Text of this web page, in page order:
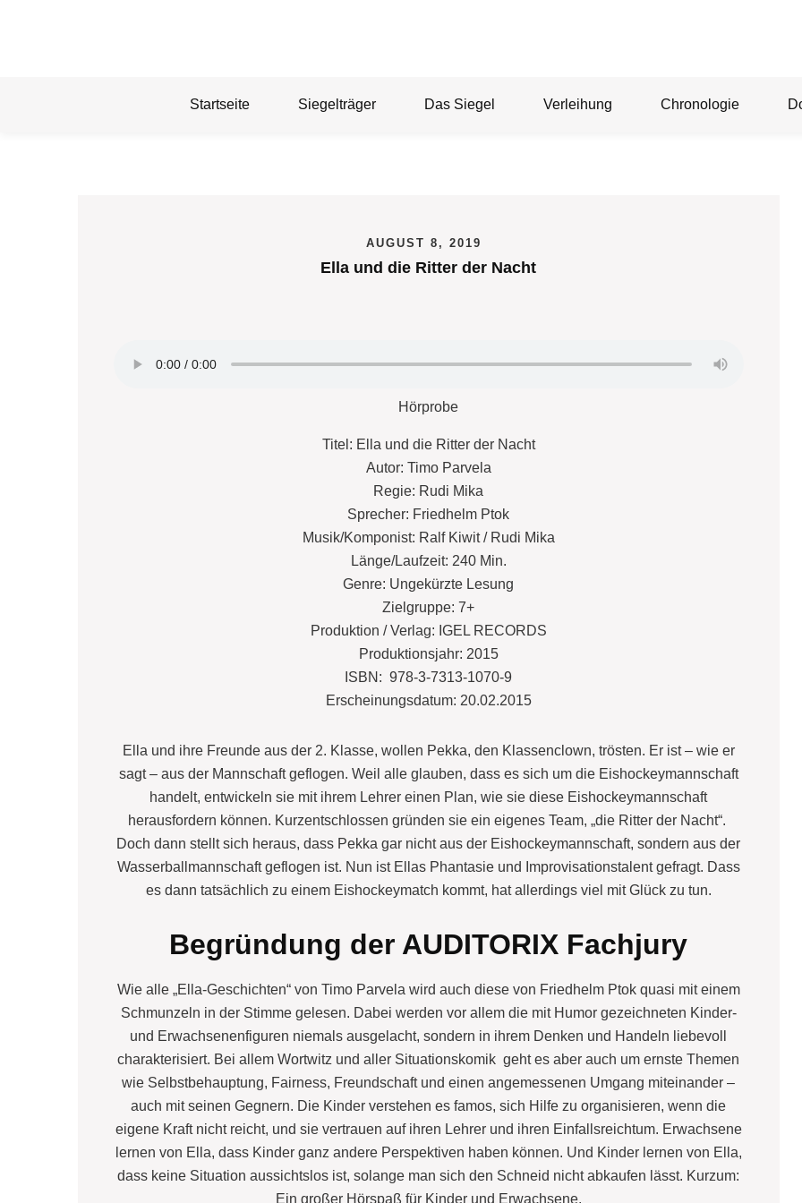
Startseite Siegelträger Das Siegel Verleihung Chronologie
AUGUST 8, 2019
Ella und die Ritter der Nacht
Hörprobe
Titel: Ella und die Ritter der Nacht
Autor: Timo Parvela
Regie: Rudi Mika
Sprecher: Friedhelm Ptok
Musik/Komponist: Ralf Kiwit / Rudi Mika
Länge/Laufzeit: 240 Min.
Genre: Ungekürzte Lesung
Zielgruppe: 7+
Produktion / Verlag: IGEL RECORDS
Produktionsjahr: 2015
ISBN: 978-3-7313-1070-9
Erscheinungsdatum: 20.02.2015
Ella und ihre Freunde aus der 2. Klasse, wollen Pekka, den Klassenclown, trösten. Er ist – wie er
sagt – aus der Mannschaft geflogen. Weil alle glauben, dass es sich um die Eishockeymannschaft
handelt, entwickeln sie mit ihrem Lehrer einen Plan, wie sie diese Eishockeymannschaft
herausfordern können. Kurzentschlossen gründen sie ein eigenes Team, „die Ritter der Nacht“.
Doch dann stellt sich heraus, dass Pekka gar nicht aus der Eishockeymannschaft, sondern aus der
Wasserballmannschaft geflogen ist. Nun ist Ellas Phantasie und Improvisationstalent gefragt. Dass
es dann tatsächlich zu einem Eishockeymatch kommt, hat allerdings viel mit Glück zu tun.
Begründung der AUDITORIX Fachjury
Wie alle „Ella-Geschichten“ von Timo Parvela wird auch diese von Friedhelm Ptok quasi mit einem
Schmunzeln in der Stimme gelesen. Dabei werden vor allem die mit Humor gezeichneten Kinder-
und Erwachsenenfiguren niemals ausgelacht, sondern in ihrem Denken und Handeln liebevoll
charakterisiert. Bei allem Wortwitz und aller Situationskomik geht es aber auch um ernste Themen
wie Selbstbehauptung, Fairness, Freundschaft und einen angemessenen Umgang miteinander –
auch mit seinen Gegnern. Die Kinder verstehen es famos, sich Hilfe zu organisieren, wenn die
eigene Kraft nicht reicht, und sie vertrauen auf ihren Lehrer und ihren Einfallsreichtum. Erwachsene
lernen von Ella, dass Kinder ganz andere Perspektiven haben können. Und Kinder lernen von Ella,
dass keine Situation aussichtslos ist, solange man sich den Schneid nicht abkaufen lässt. Kurzum:
Ein großer Hörspaß für Kinder und Erwachsene.